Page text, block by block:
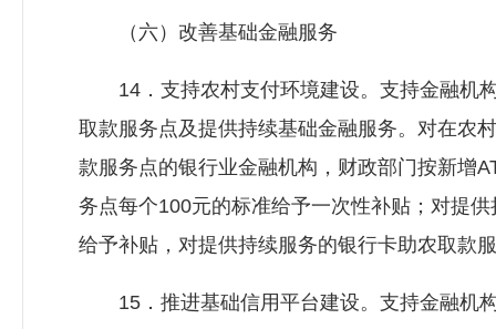
（六）改善基础金融服务
14．支持农村支付环境建设。支持金融机
取款服务点及提供持续基础金融服务。对在农
款服务点的银行业金融机构，财政部门按新增
务点每个100元的标准给予一次性补贴；对提
给予补贴，对提供持续服务的银行卡助农取款
15．推进基础信用平台建设。支持金融机